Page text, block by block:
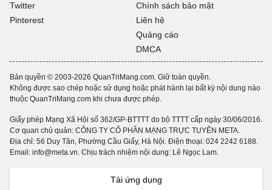
Twitter
Pinterest
Chính sách bảo mật
Liên hệ
Quảng cáo
DMCA
Bản quyền © 2003-2026 QuanTriMang.com. Giữ toàn quyền.
Không được sao chép hoặc sử dụng hoặc phát hành lại bất kỳ nội dung nào
thuộc QuanTriMang.com khi chưa được phép.
Giấy phép Mạng Xã Hội số 362/GP-BTTTT do bộ TTTT cấp ngày 30/06/2016.
Cơ quan chủ quản: CÔNG TY CỔ PHẦN MẠNG TRỰC TUYẾN META.
Địa chỉ: 56 Duy Tân, Phường Cầu Giấy, Hà Nội. Điện thoại: 024 2242 6188.
Email: info@meta.vn. Chịu trách nhiệm nội dung: Lê Ngọc Lam.
Tải ứng dụng